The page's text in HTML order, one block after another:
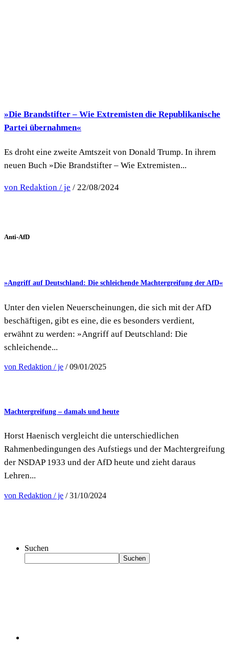
»Die Brandstifter – Wie Extremisten die Republikanische
Partei übernahmen«
Es droht eine zweite Amtszeit von Donald Trump. In ihrem
neuen Buch »Die Brandstifter – Wie Extremisten...
von Redaktion / je / 22/08/2024
Anti-AfD
»Angriff auf Deutschland: Die schleichende Machtergreifung der AfD«
Unter den vielen Neuerscheinungen, die sich mit der AfD
beschäftigen, gibt es eine, die es besonders verdient,
erwähnt zu werden: »Angriff auf Deutschland: Die
schleichende...
von Redaktion / je / 09/01/2025
Machtergreifung – damals und heute
Horst Haenisch vergleicht die unterschiedlichen
Rahmenbedingungen des Aufstiegs und der Machtergreifung
der NSDAP 1933 und der AfD heute und zieht daraus
Lehren...
von Redaktion / je / 31/10/2024
Suchen
Suchen